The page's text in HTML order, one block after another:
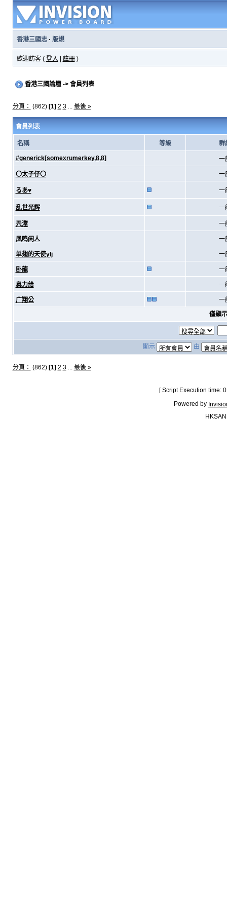
香港三國志· 版規
歡迎訪客 ( 登入 註冊)
香港三國論壇-> 會員列表
分頁： (862) [1] 2 3... 最後 »
會員列表
名稱 等級 群
#generick[somexrumerkey,8,8] 一
〇太子仔〇 一
るあ♥ 一
乱世光辉 一
兲漟 一
凤鸣闲人 一
单翅的天使ylj 一
卧龍 一
奥力给 一
广翔公
一
僅顯
顯示 由
分頁： (862) [1] 2 3... 最後 »
[ Script Execution time:
Powered by